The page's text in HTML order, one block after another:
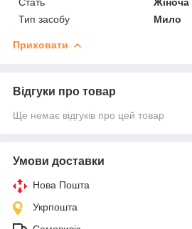
Тип засобу
Мило
Приховати
Відгуки про товар
Ще немає відгуків про цей товар
Умови доставки
Нова Пошта
Укрпошта